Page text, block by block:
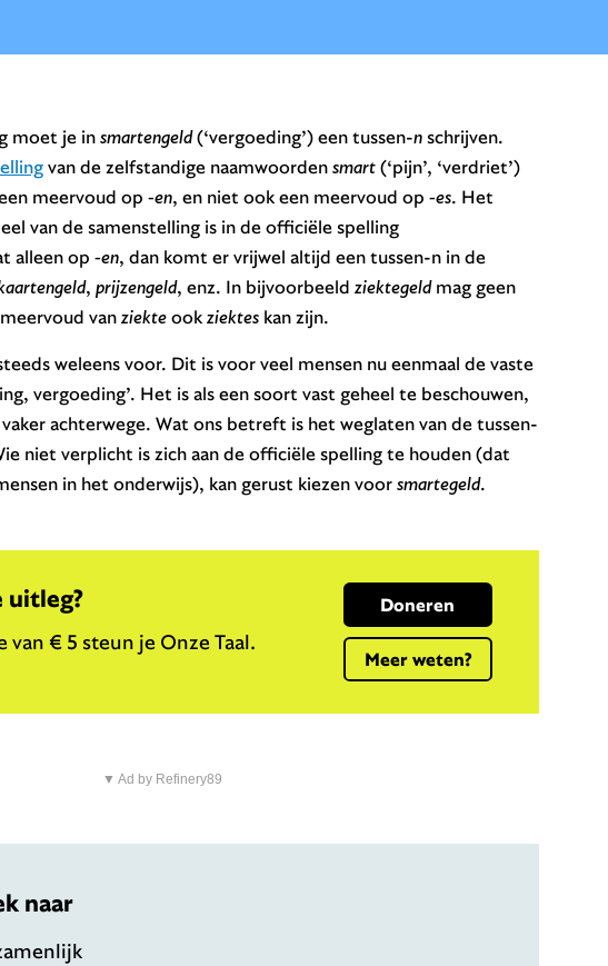
moet je insmartengeld(‘vergoeding’) een tussen-nschrijven.
van de zelfstandige naamwoordensmart(‘pijn’, ‘verdriet’)
meervoud op -en, en niet ook een meervoud op -es. Het
van de samenstelling is in de officiële spelling
alleen op -en, dan komt er vrijwel altijd een tussen-n in de
, prijzengeld, enz. In bijvoorbeeld ziektegeldmag geen
vanziekteookziekteskan zijn.
weleens voor. Dit is voor veel mensen nu eenmaal de vaste
vergoeding’. Het is als een soort vast geheel te beschouwen,
achterwege. Wat ons betreft is het weglaten van de tussen-
niet verplicht is zich aan de officiële spelling te houden (dat
in het onderwijs), kan gerust kiezen voorsmartegeld.
uitleg?
van € 5 steun je Onze Taal.
Doneren
Meer weten?
▼ Ad by Refinery89
naar